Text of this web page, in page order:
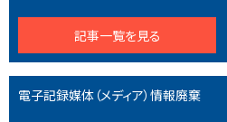
記事一覧を見る
電子記録媒体（メディア）情報廃棄